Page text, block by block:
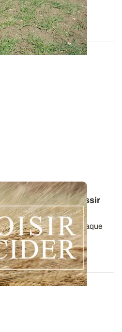
des guides pour réussir
2026
adaptées à chaque